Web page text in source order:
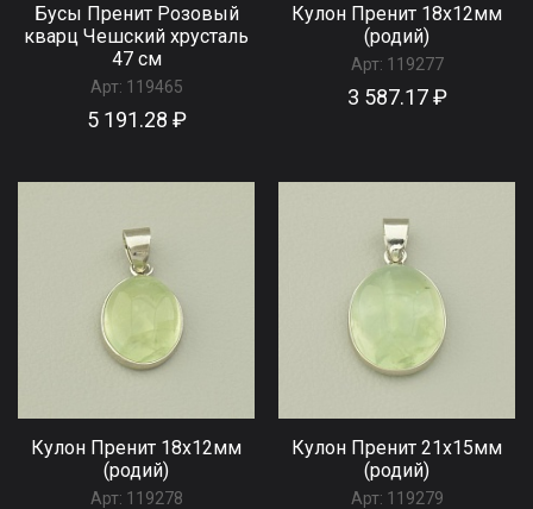
Бусы Пренит Розовый
кварц Чешский хрусталь
47 см
Арт: 119465
5 191.28 ₽
Кулон Пренит 18х12мм
(родий)
Арт: 119277
3 587.17 ₽
Кулон Пренит 18х12мм
(родий)
Арт: 119278
Кулон Пренит 21х15мм
(родий)
Арт: 119279